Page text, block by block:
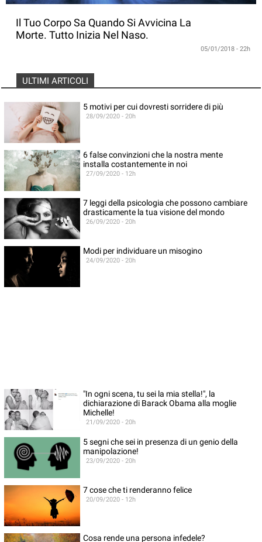
Il Tuo Corpo Sa Quando Si Avvicina La
Morte. Tutto Inizia Nel Naso.
05/01/2018 - 22h
ULTIMI ARTICOLI
5 motivi per cui dovresti sorridere di più
28/09/2020 - 20h
6 false convinzioni che la nostra mente
installa costantemente in noi
27/09/2020 - 12h
7 leggi della psicologia che possono cambiare
drasticamente la tua visione del mondo
26/09/2020 - 20h
Modi per individuare un misogino
24/09/2020 - 20h
"In ogni scena, tu sei la mia stella!", la
dichiarazione di Barack Obama alla moglie
Michelle!
21/09/2020 - 20h
5 segni che sei in presenza di un genio della
manipolazione!
23/09/2020 - 20h
7 cose che ti renderanno felice
20/09/2020 - 12h
Cosa rende una persona infedele?